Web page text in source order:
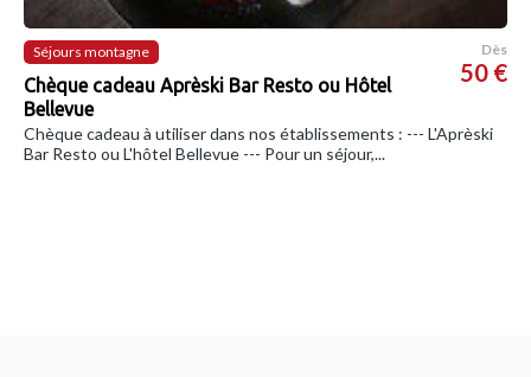
Séjours montagne
Chèque cadeau Aprèski Bar Resto ou Hôtel
Bellevue
Dès
50 €
Chèque cadeau à utiliser dans nos établissements : --- L'Aprèski
Bar Resto ou L'hôtel Bellevue --- Pour un séjour,...